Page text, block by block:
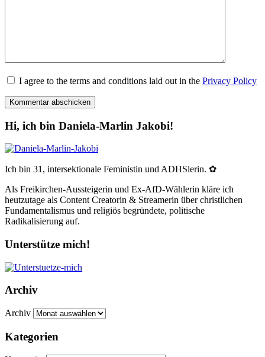
I agree to the terms and conditions laid out in the Privacy Policy
Hi, ich bin Daniela-Marlin Jakobi!
Ich bin 31, intersektionale Feministin und ADHSlerin. ✿
Als Freikirchen-Aussteigerin und Ex-AfD-Wählerin kläre ich
heutzutage als Content Creatorin & Streamerin über christlichen
Fundamentalismus und religiös begründete, politische
Radikalisierung auf.
Unterstütze mich!
Archiv
Archiv
Kategorien